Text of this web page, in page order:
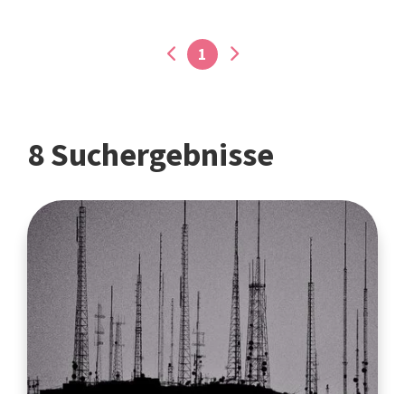
1
8 Suchergebnisse